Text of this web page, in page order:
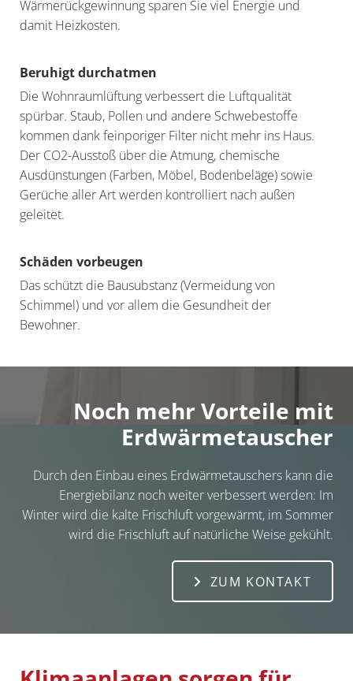
Wärmerückgewinnung sparen Sie viel Energie und
damit Heizkosten.
Beruhigt durchatmen
Die Wohnraumlüftung verbessert die Luftqualität
spürbar. Staub, Pollen und andere Schwebestoffe
kommen dank feinporiger Filter nicht mehr ins Haus.
Der CO2-Ausstoß über die Atmung, chemische
Ausdünstungen (Farben, Möbel, Bodenbeläge) sowie
Gerüche aller Art werden kontrolliert nach außen
geleitet.
Schäden vorbeugen
Das schützt die Bausubstanz (Vermeidung von
Schimmel) und vor allem die Gesundheit der
Bewohner.
Noch mehr Vorteile mit
Erdwärmetauscher
Durch den Einbau eines Erdwärmetauschers kann die
Energiebilanz noch weiter verbessert werden: Im
Winter wird die kalte Frischluft vorgewärmt, im Sommer
wird die Frischluft auf natürliche Weise gekühlt.
ZUM KONTAKT